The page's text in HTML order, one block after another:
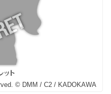
© DMM / C2 / KADOKAWA